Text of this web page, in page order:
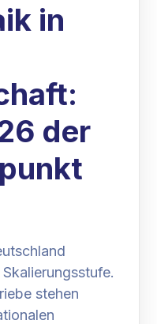
in
der
stehen